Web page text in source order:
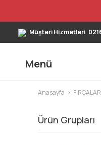
Müşteri Hizmetleri
Menü
Anasayfa FIRÇALAR
Ürün Grupları